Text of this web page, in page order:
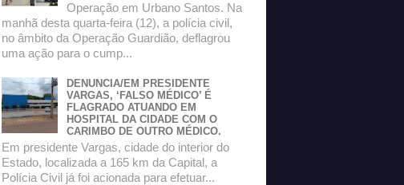
Operação em Urbano Santos. Na
manhã desta quarta-feira (12), a polícia civil,
no âmbito da Operação Guardião, deflagrou
uma ação para o cump...
DENUNCIA/EM PRESIDENTE
VARGAS, ‘FALSO MÉDICO’ É
FLAGRADO ATUANDO EM
HOSPITAL DA CIDADE COM O
CARIMBO DE OUTRO MÉDICO.
Em presidente Vargas, cidade do interior do
Estado, localizada a 165 km da Capital, a
Polícia Civil já foi acionada para efetuar...